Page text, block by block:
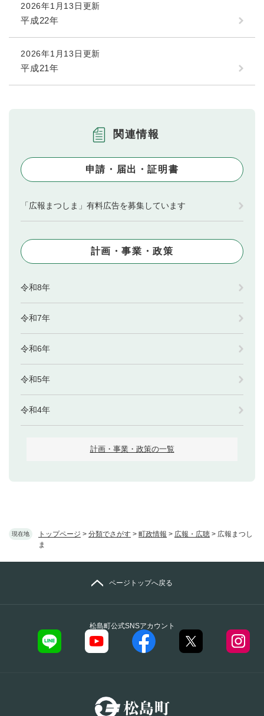
現在地 トップページ > 分類でさがす > 町政情報 > 広報・広聴 > 広報まつし
ま
2026年1月13日更新
平成22年
2026年1月13日更新
平成21年
関連情報
申請・届出・証明書
「広報まつしま」有料広告を募集しています
計画・事業・政策
令和8年
令和7年
令和6年
令和5年
令和4年
計画・事業・政策の一覧
松島町公式SNSアカウント
ページトップへ戻る